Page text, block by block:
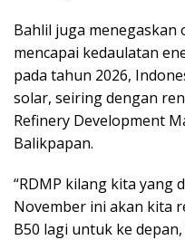
Bahlil juga
mencapai kedaulatan
pada tahun 2026,
solar, seiring dengan
Refinery Development
Balikpapan.
“RDMP kilang kita yang
November ini akan kita
B50 lagi untuk ke